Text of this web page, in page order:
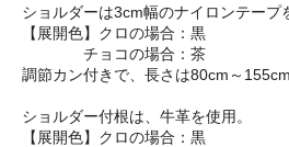
ショルダーは3cm幅のナイロンテープ
【展開色】クロの場合：黒
チョコの場合：茶
調節カン付きで、長さは80cm～155cm
ショルダー付根は、牛革を使用。
【展開色】クロの場合：黒